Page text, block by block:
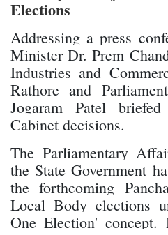
Elections
Addressing a press
Minister Dr. Prem
Industries and
Rathore and
Jogaram Patel
Cabinet decisions.
The Parliamentary
the State Government
the forthcoming
Local Body elections
One Election'